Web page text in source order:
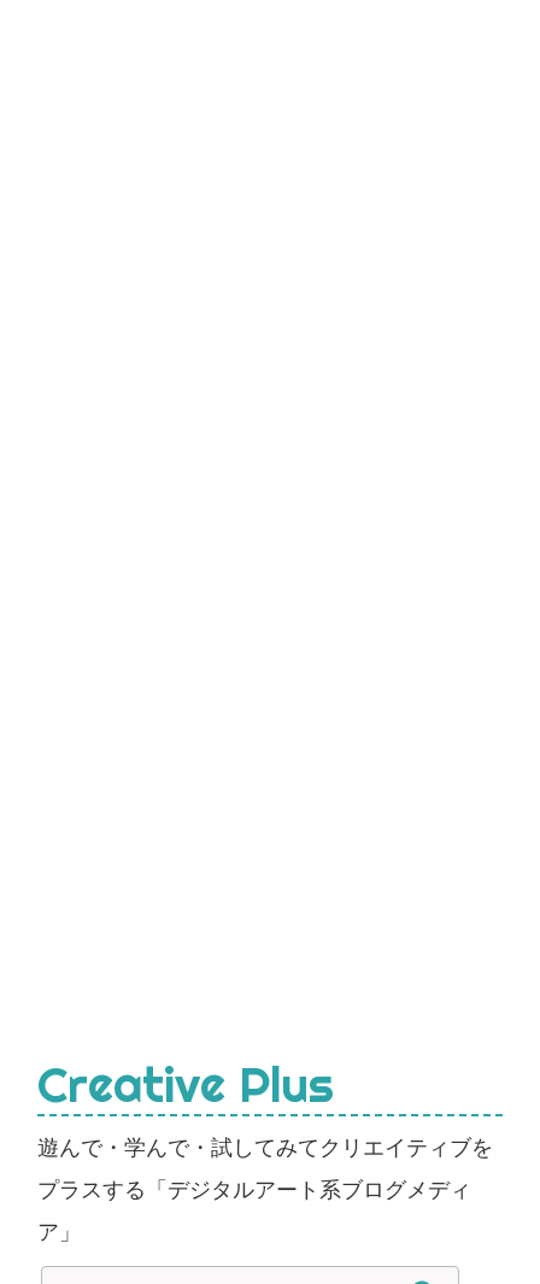
Creative Plus
遊んで・学んで・試してみてクリエイティブを
プラスする「デジタルアート系ブログメディ
ア」